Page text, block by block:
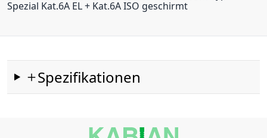
Spezial Kat.6A EL + Kat.6A ISO geschirmt
Spezifikationen